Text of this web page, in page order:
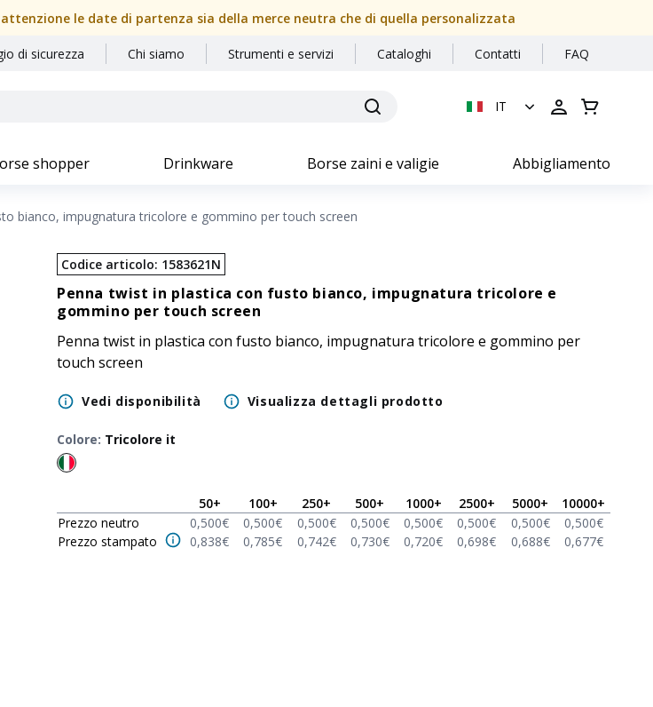
le date di partenza sia della merce neutra che di quella personalizzata
di sicurezza Chi siamo Strumenti e servizi Cataloghi Contatti FAQ
IT
shopper Drinkware Borse zaini e valigie Abbigliamento
bianco, impugnatura tricolore e gommino per touch screen
Codice articolo: 1583621N
Penna twist in plastica con fusto bianco, impugnatura tricolore e
gommino per touch screen
Penna twist in plastica con fusto bianco, impugnatura tricolore e gommino per
touch screen
Vedi disponibilità Visualizza dettagli prodotto
Colore: Tricolore it
50+ 100+ 250+ 500+ 1000+ 2500+ 5000+ 10000+
Prezzo neutro
0,500€ 0,500€ 0,500€ 0,500€ 0,500€ 0,500€ 0,500€ 0,500€
Prezzo stampato
0,838€ 0,785€ 0,742€ 0,730€ 0,720€ 0,698€ 0,688€ 0,677€